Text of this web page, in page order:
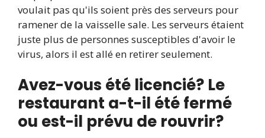
voulait pas qu'ils soient près des serveurs pour
ramener de la vaisselle sale. Les serveurs étaient
juste plus de personnes susceptibles d'avoir le
virus, alors il est allé en retirer seulement.
Avez-vous été licencié? Le
restaurant a-t-il été fermé
ou est-il prévu de rouvrir?